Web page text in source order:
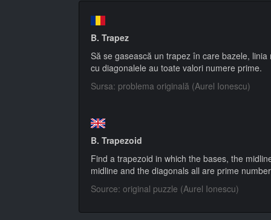
B. Trapez
Să se gasească un trapez în care bazele,
cu diagonalele au toate valori numere prime.
Sursa: problema originală (Aurel Ionescu)
B. Trapezoid
Find a trapezoid in which the bases, the
midline and the diagonals all are prime
Source: original puzzle (Aurel Ionescu)